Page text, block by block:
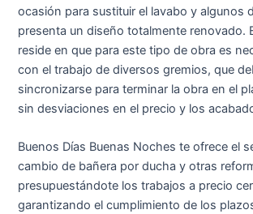
ocasión para sustituir el lavabo y algunos
presenta un diseño totalmente renovado.
reside en que para este tipo de obra es
con el trabajo de diversos gremios, que
sincronizarse para terminar la obra en el
sin desviaciones en el precio y los
Buenos Días Buenas Noches te ofrece el
cambio de bañera por ducha y otras
presupuestándote los trabajos a precio
garantizando el cumplimiento de los